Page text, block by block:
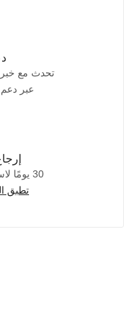
تحدث مع
عبر
30 يومًا لاسترداد المبلغ بالكامل.
تطبق